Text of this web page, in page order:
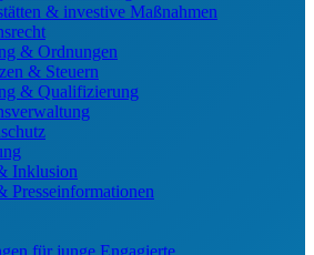
& investive Maßnahmen
& Ordnungen
& Steuern
& Qualifizierung
Inklusion
Presseinformationen
für junge Engagierte